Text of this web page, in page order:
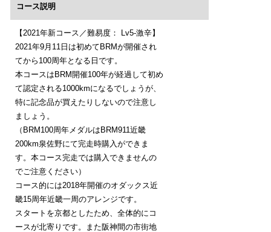
コース説明
【2021年新コース／難易度： Lv5-激辛】
2021年9月11日は初めてBRMが開催され
てから100周年となる日です。
本コースはBRM開催100年が経過して初め
て認定される1000kmになるでしょうが、
特に記念品が買えたりしないので注意し
ましょう。
（BRM100周年メダルはBRM911近畿
200km泉佐野にて完走時購入ができま
す。本コース完走では購入できませんの
でご注意ください）
コース的には2018年開催のオダックス近
畿15周年近畿一周のアレンジです。
スタートを京都としたため、全体的にコ
ースが北寄りです。また阪神間の市街地